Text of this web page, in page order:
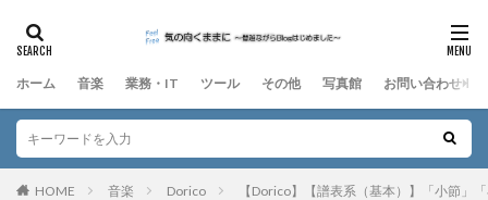
ホーム 音楽 業務・IT ツール その他 写真館 お問い合わせ
HOME 音楽 Dorico 【Dorico】【譜表系（基本）】「小節」